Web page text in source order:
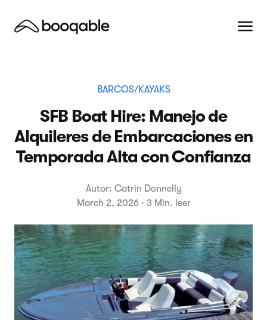
BARCOS/KAYAKS
SFB Boat Hire: Manejo de
Alquileres de Embarcaciones en
Temporada Alta con Confianza
Autor: Catrin Donnelly
March 2, 2026 · 3 Min. leer